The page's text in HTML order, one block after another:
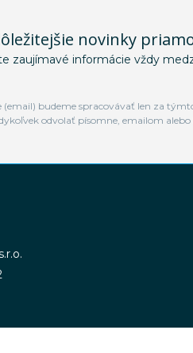
novinky
zaujímavé informácie vždy
(email) budeme spracovávať len za
odvolať písomne, emailom